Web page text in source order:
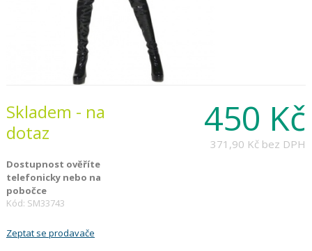
450 Kč
371,90 Kč bez DPH
Skladem - na
dotaz
Dostupnost ověříte
telefonicky nebo na
pobočce
Kód: SM33743
Zeptat se prodavače